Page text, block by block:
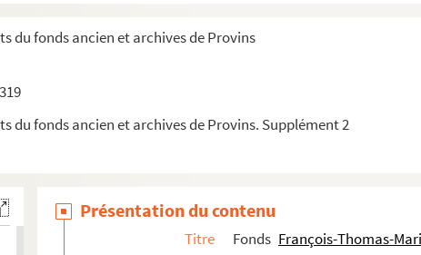
du fonds ancien et archives de Provins
du fonds ancien et archives de Provins. Supplément 2
Charlotte Waslay
les ouvrages de M. de Voltaire
Présentation du contenu
Titre Fonds François-Thomas-